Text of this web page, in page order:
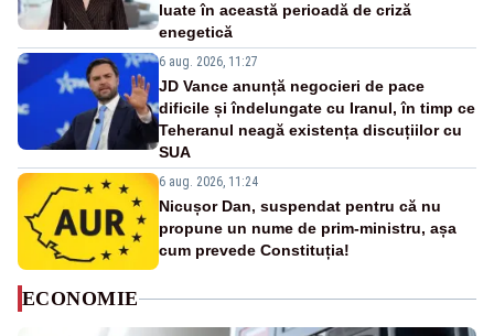
luate în această perioadă de criză
enegetică
6 aug. 2026, 11:27
JD Vance anunță negocieri de pace
dificile și îndelungate cu Iranul, în timp ce
Teheranul neagă existența discuțiilor cu
SUA
6 aug. 2026, 11:24
Nicușor Dan, suspendat pentru că nu
propune un nume de prim-ministru, așa
cum prevede Constituția!
ECONOMIE